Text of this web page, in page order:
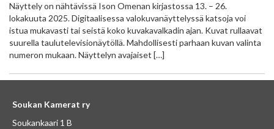
Näyttely on nähtävissä Ison Omenan kirjastossa 13. – 26.
lokakuuta 2025. Digitaalisessa valokuvanäyttelyssä katsoja voi
istua mukavasti tai seistä koko kuvakavalkadin ajan. Kuvat rullaavat
suurella taulutelevisionäytöllä. Mahdollisesti parhaan kuvan valinta
numeron mukaan. Näyttelyn avajaiset […]
Soukan Kamerat ry
Soukankaari 1 B